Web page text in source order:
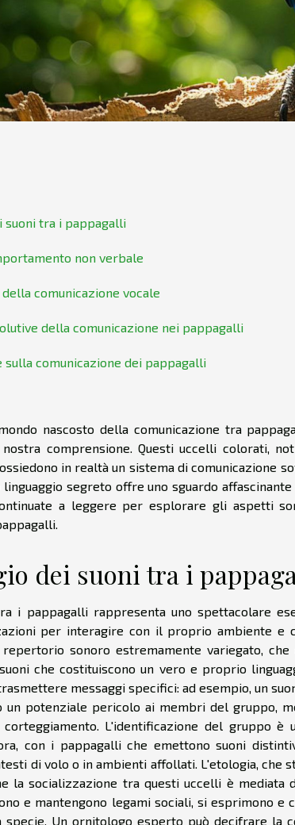
suoni tra i pappagalli
non verbale
comunicazione vocale
della comunicazione nei pappagalli
sulla comunicazione dei pappagalli
nascosto della comunicazione tra
comprensione. Questi uccelli colorati,
in realtà un sistema di comunicazione
linguaggio segreto offre uno sguardo
a leggere per esplorare gli aspetti
dei suoni tra i
i pappagalli rappresenta uno spettacolare
per interagire con il proprio ambiente e
sonoro estremamente variegato,
che costituiscono un vero e proprio
messaggi specifici: ad esempio, un
un potenziale pericolo ai membri del gruppo,
corteggiamento. L'identificazione del gruppo
con i pappagalli che emettono suoni
di volo o in ambienti affollati. L'etologia, che
la socializzazione tra questi uccelli è mediata
e mantengono legami sociali, si esprimono
specie. Un ornitologo esperto può decifrare la